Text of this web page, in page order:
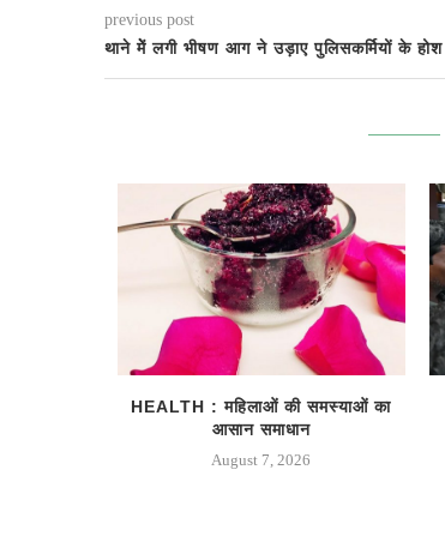
previous post
थाने मेें लगी भीषण आग ने उड़ाए पुलिसकर्मियों के होश
HEALTH : महिलाओं की समस्‍याओं का
आसान समाधान
August 7, 2026